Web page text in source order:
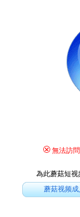
無法訪問
為此蘑菇短视频
蘑菇视频